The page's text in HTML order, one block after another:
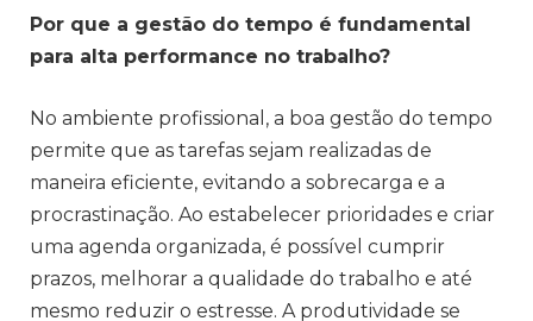
Por que a gestão do tempo é fundamental
para alta performance no trabalho?
No ambiente profissional, a boa gestão do tempo
permite que as tarefas sejam realizadas de
maneira eficiente, evitando a sobrecarga e a
procrastinação. Ao estabelecer prioridades e criar
uma agenda organizada, é possível cumprir
prazos, melhorar a qualidade do trabalho e até
mesmo reduzir o estresse. A produtividade se